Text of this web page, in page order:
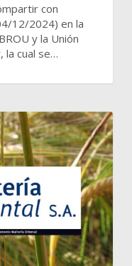
con
12/2024) en la
y la Unión
la cual se…